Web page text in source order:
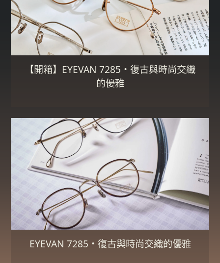
【開箱】EYEVAN 7285・復古與時尚交織
的優雅
EYEVAN 7285・復古與時尚交織的優雅